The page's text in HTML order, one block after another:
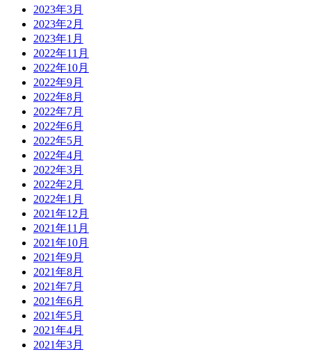
2023年3月
2023年2月
2023年1月
2022年11月
2022年10月
2022年9月
2022年8月
2022年7月
2022年6月
2022年5月
2022年4月
2022年3月
2022年2月
2022年1月
2021年12月
2021年11月
2021年10月
2021年9月
2021年8月
2021年7月
2021年6月
2021年5月
2021年4月
2021年3月